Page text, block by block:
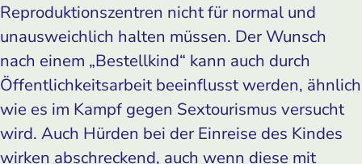
Reproduktionszentren nicht für normal und
unausweichlich halten müssen. Der Wunsch
nach einem „Bestellkind“ kann auch durch
Öffentlichkeitsarbeit beeinflusst werden, ähnlich
wie es im Kampf gegen Sextourismus versucht
wird. Auch Hürden bei der Einreise des Kindes
wirken abschreckend, auch wenn diese mit